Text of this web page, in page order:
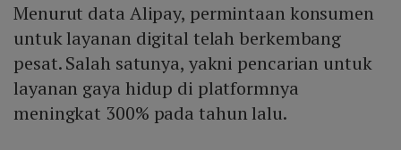
Menurut data Alipay, permintaan konsumen
untuk layanan digital telah berkembang
pesat. Salah satunya, yakni pencarian untuk
layanan gaya hidup di platformnya
meningkat 300% pada tahun lalu.